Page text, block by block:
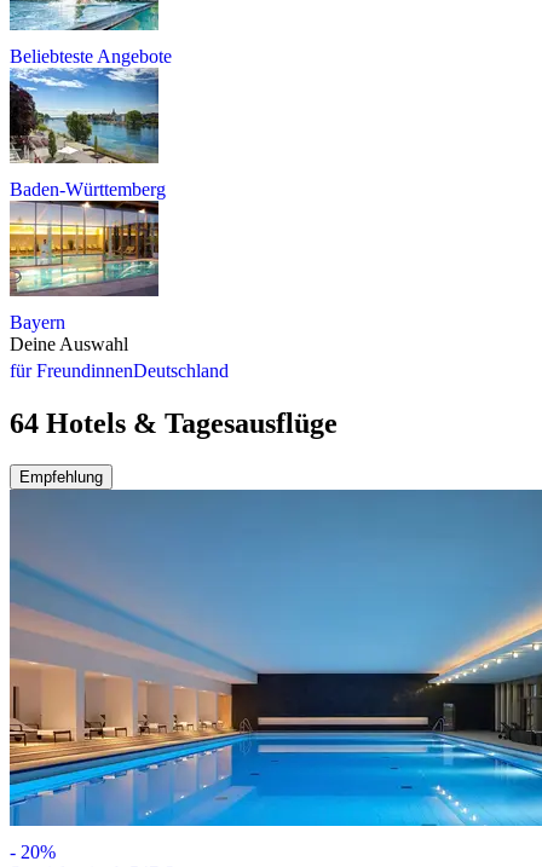
Beliebteste Angebote
Baden-Württemberg
Bayern
Deine Auswahl
für FreundinnenDeutschland
64 Hotels & Tagesausflüge
Empfehlung
- 20%